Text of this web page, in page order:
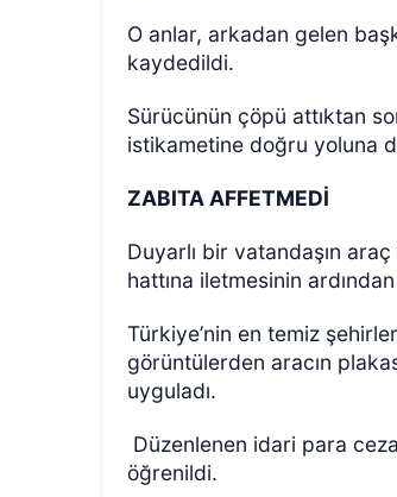
O anlar, arkadan gelen
kaydedildi.
Sürücünün çöpü attıktan
istikametine doğru yoluna
ZABITA AFFETMEDİ
Duyarlı bir vatandaşın
hattına iletmesinin
Türkiye’nin en temiz
görüntülerden aracın
uyguladı.
Düzenlenen idari para
öğrenildi.